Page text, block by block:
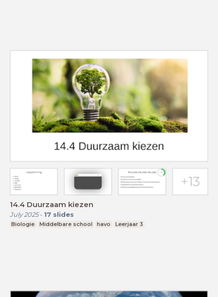
14.4 Duurzaam kiezen
July 2025- 17 slides
Biologie Middelbare school havo Leerjaar 3